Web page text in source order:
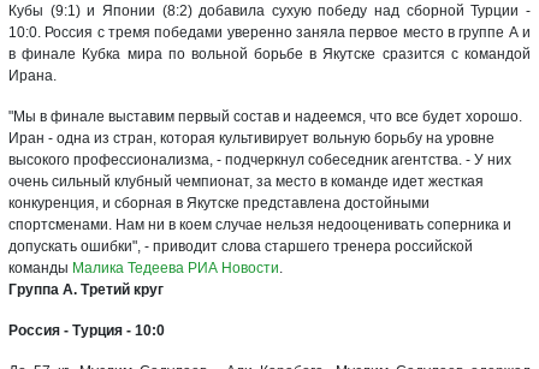
Кубы (9:1) и Японии (8:2) добавила сухую победу над сборной Турции -
10:0. Россия с тремя победами уверенно заняла первое место в группе А и
в финале Кубка мира по вольной борьбе в Якутске сразится с командой
Ирана.
"Мы в финале выставим первый состав и надеемся, что все будет хорошо.
Иран - одна из стран, которая культивирует вольную борьбу на уровне
высокого профессионализма, - подчеркнул собеседник агентства. - У них
очень сильный клубный чемпионат, за место в команде идет жесткая
конкуренция, и сборная в Якутске представлена достойными
спортсменами. Нам ни в коем случае нельзя недооценивать соперника и
допускать ошибки", - приводит слова старшего тренера российской
команды Малика Тедеева РИА Новости.
Группа А. Третий круг
Россия - Турция - 10:0